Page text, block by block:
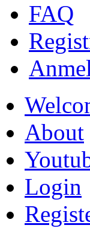
FAQ
About
Login